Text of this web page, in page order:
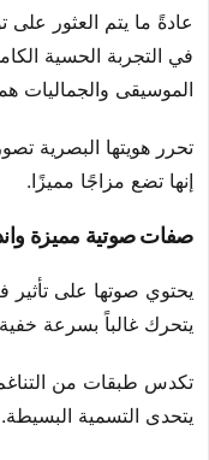
عادةً ما يتم العثور
في التجربة الحسية
الموسيقى والجماليات
تحرر هويتها البصرية
إنها تضع مزاجًا مميزًا.
صفات صوتية مميزة
يحتوي صوتها على تأثير
يتحرك غالباً بسرعة
تكدس طبقات من التناغم
يتحدى التسمية البسيطة.